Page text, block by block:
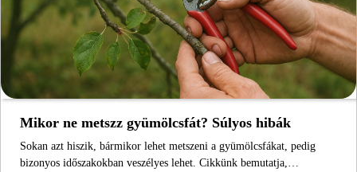
Mikor ne metszz gyümölcsfát? Súlyos hibák
Sokan azt hiszik, bármikor lehet metszeni a gyümölcsfákat, pedig
bizonyos időszakokban veszélyes lehet. Cikkünk bemutatja,…